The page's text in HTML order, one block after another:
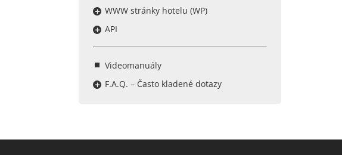
WWW stránky hotelu (WP)
API
Videomanuály
F.A.Q. – Často kladené dotazy